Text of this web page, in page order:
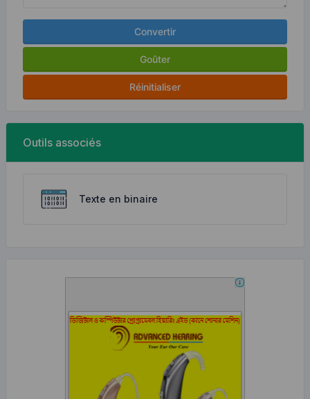
Convertir
Goûter
Réinitialiser
Outils associés
Texte en binaire